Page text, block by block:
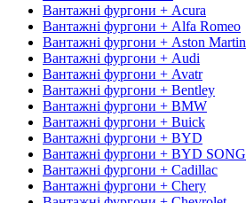
Вантажні фургони + Acura
Вантажні фургони + Alfa Romeo
Вантажні фургони + Aston Martin
Вантажні фургони + Audi
Вантажні фургони + Avatr
Вантажні фургони + Bentley
Вантажні фургони + BMW
Вантажні фургони + Buick
Вантажні фургони + BYD
Вантажні фургони + BYD SONG
Вантажні фургони + Cadillac
Вантажні фургони + Chery